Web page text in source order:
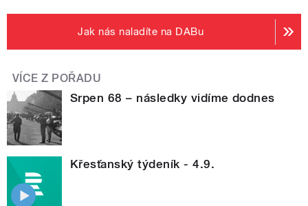
Jak nás naladíte na DABu
VÍCE Z POŘADU
Srpen 68 – následky vidíme dodnes
Křesťanský týdeník - 4.9.